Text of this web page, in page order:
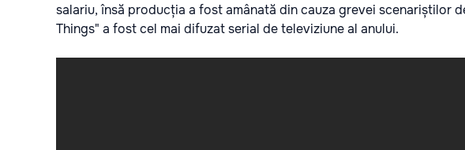
salariu, însă producția a fost amânată din cauza grevei scenariștilor
Things" a fost cel mai difuzat serial de televiziune al anului.